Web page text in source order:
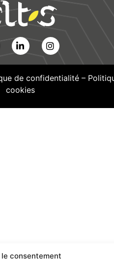
le consentement
de confidentialité –
cookies